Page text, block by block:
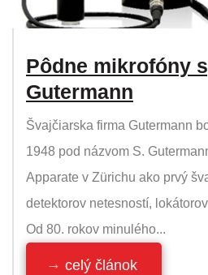
Pôdne mikrofóny
Gutermann
Švajčiarska firma Gutermann
1948 pod názvom S.
Apparate v Zürichu ako prvý
detektorov netesností,
Od 80. rokov minulého...
celý článok